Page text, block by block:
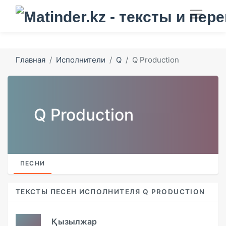
Главная Исполнители Q Q Production
Q Production
ПЕСНИ
ТЕКСТЫ ПЕСЕН ИСПОЛНИТЕЛЯ Q PRODUCTION
Қызылжар